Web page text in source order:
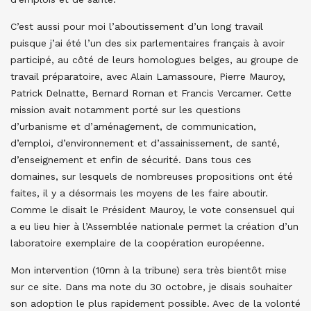
C’est aussi pour moi l’aboutissement d’un long travail
puisque j’ai été l’un des six parlementaires français à avoir
participé, au côté de leurs homologues belges, au groupe de
travail préparatoire, avec Alain Lamassoure, Pierre Mauroy,
Patrick Delnatte, Bernard Roman et Francis Vercamer. Cette
mission avait notamment porté sur les questions
d’urbanisme et d’aménagement, de communication,
d’emploi, d’environnement et d’assainissement, de santé,
d’enseignement et enfin de sécurité. Dans tous ces
domaines, sur lesquels de nombreuses propositions ont été
faites, il y a désormais les moyens de les faire aboutir.
Comme le disait le Président Mauroy, le vote consensuel qui
a eu lieu hier à l’Assemblée nationale permet la création d’un
laboratoire exemplaire de la coopération européenne.
Mon intervention (10mn à la tribune) sera très bientôt mise
sur ce site. Dans ma note du 30 octobre, je disais souhaiter
son adoption le plus rapidement possible. Avec de la volonté